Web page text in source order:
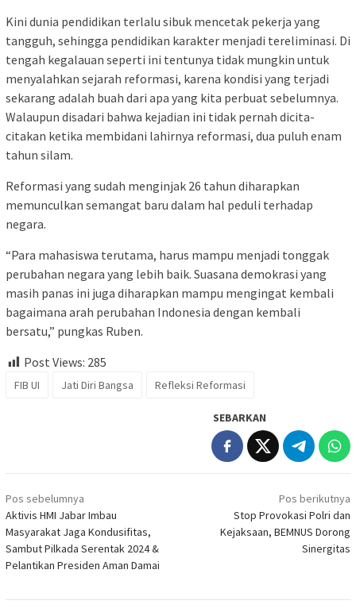
Kini dunia pendidikan terlalu sibuk mencetak pekerja yang
tangguh, sehingga pendidikan karakter menjadi tereliminasi. Di
tengah kegalauan seperti ini tentunya tidak mungkin untuk
menyalahkan sejarah reformasi, karena kondisi yang terjadi
sekarang adalah buah dari apa yang kita perbuat sebelumnya.
Walaupun disadari bahwa kejadian ini tidak pernah dicita-
citakan ketika membidani lahirnya reformasi, dua puluh enam
tahun silam.
Reformasi yang sudah menginjak 26 tahun diharapkan
memunculkan semangat baru dalam hal peduli terhadap
negara.
“Para mahasiswa terutama, harus mampu menjadi tonggak
perubahan negara yang lebih baik. Suasana demokrasi yang
masih panas ini juga diharapkan mampu mengingat kembali
bagaimana arah perubahan Indonesia dengan kembali
bersatu,” pungkas Ruben.
Post Views: 285
FIB UI Jati Diri Bangsa Refleksi Reformasi
SEBARKAN
Navigasi
pos
Pos sebelumnya
Aktivis HMI Jabar Imbau
Masyarakat Jaga Kondusifitas,
Sambut Pilkada Serentak 2024 &
Pelantikan Presiden Aman Damai
Pos berikutnya
Stop Provokasi Polri dan
Kejaksaan, BEMNUS Dorong
Sinergitas